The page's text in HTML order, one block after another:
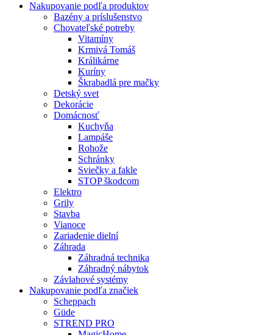
Nakupovanie podľa produktov
Bazény a príslušenstvo
Chovateľské potreby
Vitamíny
Krmivá Tomáš
Králikárne
Kuríny
Škrabadlá pre mačky
Detský svet
Dekorácie
Domácnosť
Kuchyňa
Lampáše
Rohože
Schránky
Sviečky a fakle
STOP škodcom
Elektro
Grily
Stavba
Vianoce
Zariadenie dielní
Záhrada
Záhradná technika
Záhradný nábytok
Závlahové systémy
Nakupovanie podľa značiek
Scheppach
Güde
STREND PRO